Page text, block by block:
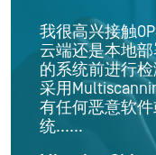
我很高兴接触
云端还是本地
的系统前进行
采用
有任何恶意软
统......